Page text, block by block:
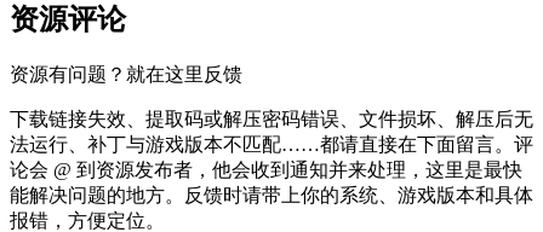
资源评论
资源有问题？就在这里反馈
下载链接失效、提取码或解压密码错误、文件损坏、解压后无
法运行、补丁与游戏版本不匹配……都请直接在下面留言。评
论会 @ 到资源发布者，他会收到通知并来处理，这里是最快
能解决问题的地方。反馈时请带上你的系统、游戏版本和具体
报错，方便定位。